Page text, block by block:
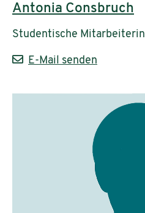
Antonia Consbruch
Studentische Mitarbeiterin
E-Mail senden